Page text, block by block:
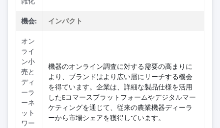
機会: インパクト
オン
ライ
ン小
売と
ディ
ーラ
ーネ
ット
ワー
機器のオンライン調査に対する需要の高まりに
より、ブランドはより広い層にリーチする機会
を得ています。企業は、詳細な製品仕様を活用
したEコマースプラットフォームやデジタルマー
ケティングを通じて、従来の農業機器ディーラ
ーから市場シェアを獲得しています。